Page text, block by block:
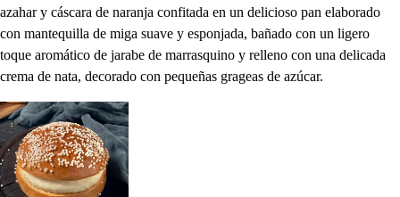
azahar y cáscara de naranja confitada en un delicioso pan elaborado
con mantequilla de miga suave y esponjada, bañado con un ligero
toque aromático de jarabe de marrasquino y relleno con una delicada
crema de nata, decorado con pequeñas grageas de azúcar.